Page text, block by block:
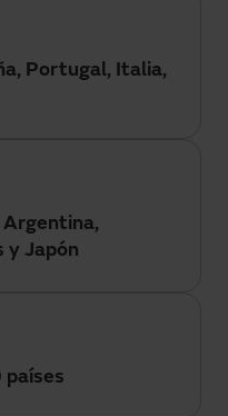
Portugal, Italia,
Argentina,
y Japón
países